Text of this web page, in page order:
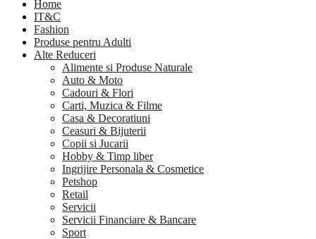
Home
IT&C
Fashion
Produse pentru Adulti
Alte Reduceri
Alimente si Produse Naturale
Auto & Moto
Cadouri & Flori
Carti, Muzica & Filme
Casa & Decoratiuni
Ceasuri & Bijuterii
Copii si Jucarii
Hobby & Timp liber
Ingrijire Personala & Cosmetice
Petshop
Retail
Servicii
Servicii Financiare & Bancare
Sport